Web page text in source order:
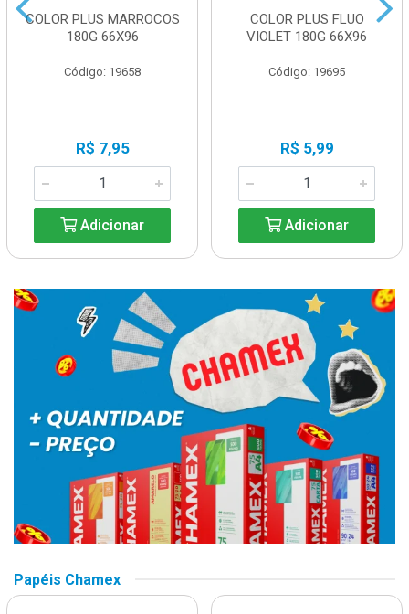
COLOR PLUS MARROCOS
180G 66X96
Código: 19658
R$ 7,95
Adicionar
COLOR PLUS FLUO
VIOLET 180G 66X96
Código: 19695
R$ 5,99
Adicionar
Papéis Chamex